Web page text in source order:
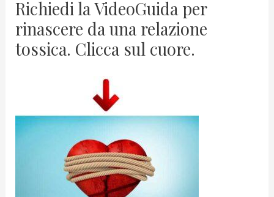
Richiedi la VideoGuida per
rinascere da una relazione
tossica. Clicca sul cuore.